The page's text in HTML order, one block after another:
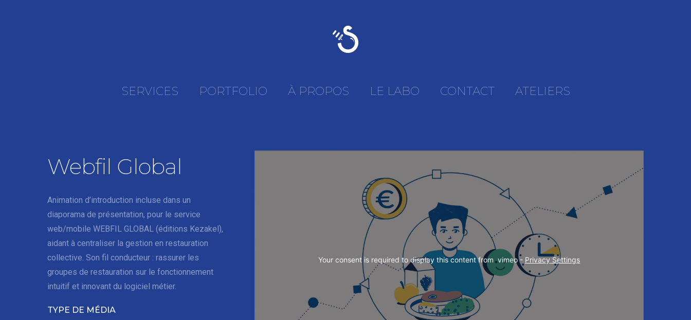
SERVICES PORTFOLIO À PROPOS LE LABO CONTACT ATELIERS
Webfil Global
Animation d’introduction incluse dans un
diaporama de présentation, pour le service
web/mobile WEBFIL GLOBAL (éditions Kezakel),
aidant à centraliser la gestion en restauration
collective. Son fil conducteur : rassurer les
groupes de restauration sur le fonctionnement
intuitif et innovant du logiciel métier.
TYPE DE MÉDIA
Your consent is required to display this content from  vimeo - Privacy Settings